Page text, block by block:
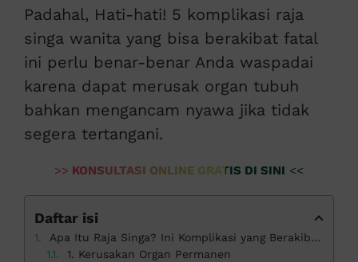
Padahal, Hati-hati! 5 komplikasi raja
singa wanita yang bisa berakibat fatal
ini perlu benar-benar Anda waspadai
karena dapat merusak organ tubuh
bahkan mengancam nyawa jika tidak
segera tertangani.
>> KONSULTASI ONLINE GRATIS DI SINI <<
Daftar isi
Apa Itu Raja Singa? Ini Komplikasi yang Berakibat Fatal
1. Kerusakan Organ Permanen